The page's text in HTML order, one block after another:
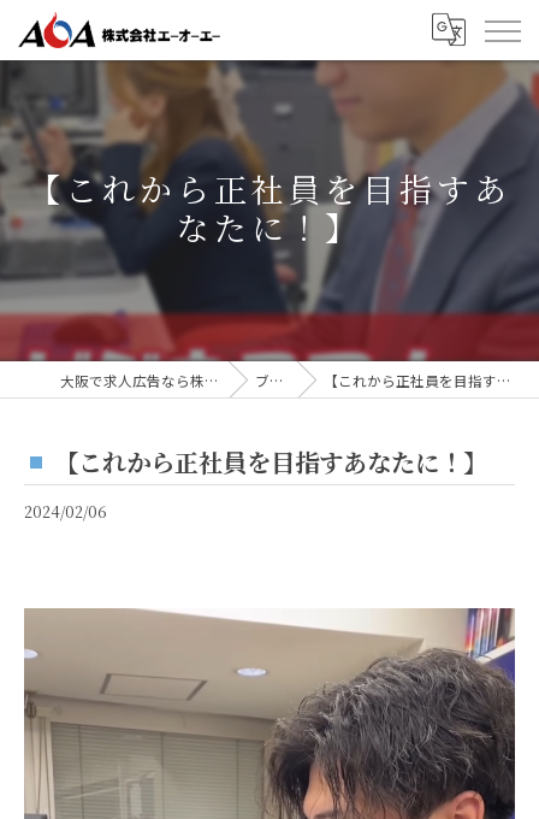
【これから正社員を目指すあ
なたに！】
大阪で求人広告なら株式会社AOA ブログ 【これから正社員を目指すあなたに！】
【これから正社員を目指すあなたに！】
2024/02/06